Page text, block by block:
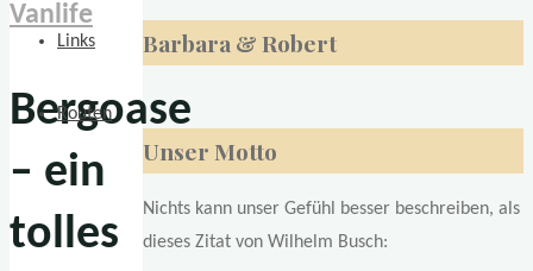
Links
Routen
Vanlife
Bergoase
– ein
tolles
Barbara & Robert
Unser Motto
Nichts kann unser Gefühl besser beschreiben, als
dieses Zitat von Wilhelm Busch: